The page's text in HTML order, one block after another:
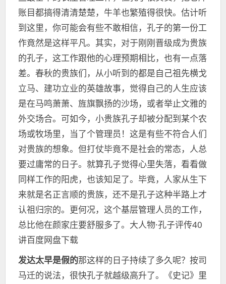
账目都搞得清清楚楚，牛羊也繁殖得很快。估计听
到这里，你可能会有些不敢相信，孔子的第一份工
作竟然是这样平凡。其实，对于刚刚晋级成为贵族
的孔子，这工作跟他的心理预期相比，也有一点落
差。春秋的贵族们，从小听到的都是自己祖先横戈
立马、建功立业的英雄故事，觉得自己的人生应该
是在马鸣萧萧、旌旗飘扬的沙场，或者举止文雅的
外交场合。可如今，小贵族孔子却被分配到某个农
场或牧场里，当了个管理员！这是有些不符合人们
对贵族的想象。但打仗毕竟不是社会的常态，人总
要过庸常的日子。就算孔子觉得心里失落，看看做
同样工作的阳虎，也该知足了。毕竟，人家从生下
来就是名正言顺的贵族，还不是孔子这种半路上才
认祖归宗的。更何况，这个基层管理人员的工作，
总比他在颜家庄要舒服多了。大人物·孔子评传40
讲百度网盘下载
发达太早是假的那这样的日子持续了多久呢？按司
马迁的说法，很快孔子就越级高升了。《史记》里